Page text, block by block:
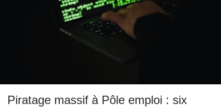
Piratage massif à Pôle emploi : six